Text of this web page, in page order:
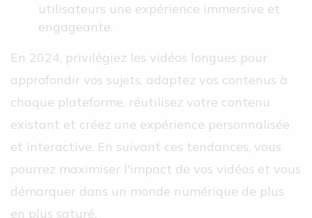
utilisateurs une expérience immersive et
engageante.
En 2024, privilégiez les vidéos longues pour
approfondir vos sujets, adaptez vos contenus à
chaque plateforme, réutilisez votre contenu
existant et créez une expérience personnalisée
et interactive. En suivant ces tendances, vous
pourrez maximiser l'impact de vos vidéos et vous
démarquer dans un monde numérique de plus
en plus saturé.